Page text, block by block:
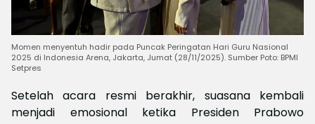
Momen menyentuh hadir pada Puncak Peringatan Hari Guru Nasional
2025 di Indonesia Arena, Jakarta, Jumat (28/11/2025). Sumber Poto: BPMI
Setpres
Setelah acara resmi berakhir, suasana kembali
menjadi emosional ketika Presiden Prabowo